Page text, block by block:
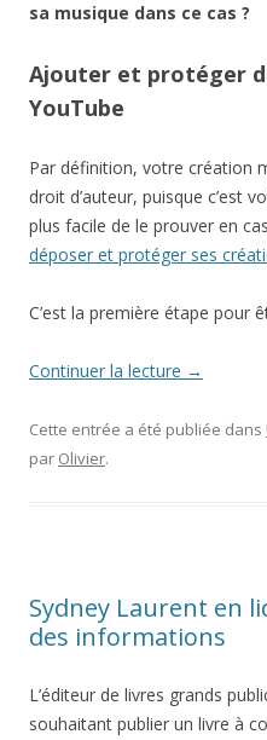
sa musique dans ce cas ?
Ajouter et protéger
YouTube
Par définition, votre création
droit d’auteur, puisque c’est
plus facile de le prouver en
déposer et protéger ses
C’est la première étape pour
Continuer la lecture →
Cette entrée a été publiée dans
par Olivier.
Sydney Laurent en
des informations
L’éditeur de livres grands
souhaitant publier un livre à